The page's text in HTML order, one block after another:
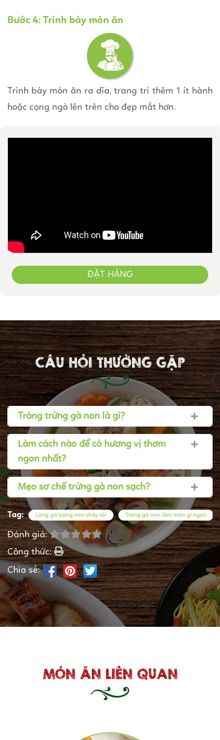
Bước 4: Trình bày món ăn
Trình bày món ăn ra dĩa, trang trí thêm 1 ít hành
hoặc cọng ngò lên trên cho đẹp mắt hơn.
ĐẶT HÀNG
CÂU HỎI THƯỜNG GẶP
Tràng trứng gà non là gì?
Làm cách nào để có hương vị thơm
ngon nhất?
Mẹo sơ chế trứng gà non sạch?
Tag: Lòng gà trứng non chảy tỏi Trứng gà non làm món gì ngon
Đánh giá:
Công thức:
Chia sẻ:
MÓN ĂN LIÊN QUAN